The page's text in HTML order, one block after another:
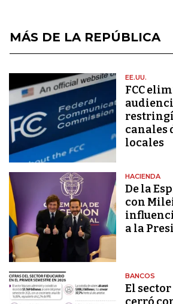
MÁS DE LA REPÚBLICA
EE.UU.
FCC
canales
locales
HACIENDA
De la
con
a la
BANCOS
El